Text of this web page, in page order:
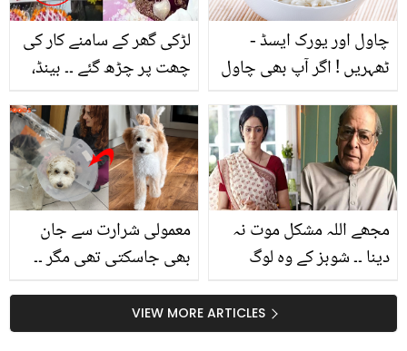
لڑکی گھر کے سامنے کار کی
چھت پر چڑھ گئے ۔۔ بینڈ،
لڑکا دلہن بیاہ لایا، دیکھیے
چاول اور یورک ایسڈ -
ٹھہریں ! اگر آپ بھی چاول
ہیں تو ہرگز نہ کھائیں
کیونکہ
معمولی شرارت سے جان
بھی جاسکتی تھی مگر ۔۔
ایسا کیا کھالیا جو اسے
اسپتال لے کر جانا پڑگیا؟
مجھے اللہ مشکل موت نہ
دینا ۔۔ شوبز کے وہ لوگ
ہوئے بھی اکیلا پن کھا گیا
تو یہ اچانک کیسے انتقال
VIEW MORE ARTICLES